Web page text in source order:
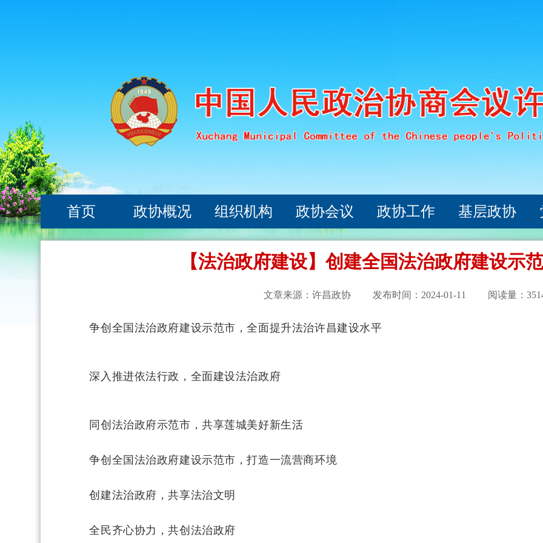
首页 政协概况 组织机构 政协会议 政协工作 基层政协
【法治政府建设】创建全国法治政府建设示
文章来源：许昌政协 发布时间： 2024-01-11 阅读量：
争创全国法治政府建设示范市，全面提升法治许昌建设水平
深入推进依法行政，全面建设法治政府
同创法治政府示范市，共享莲城美好新生活
争创全国法治政府建设示范市，打造一流营商环境
创建法治政府，共享法治文明
全民齐心协力，共创法治政府